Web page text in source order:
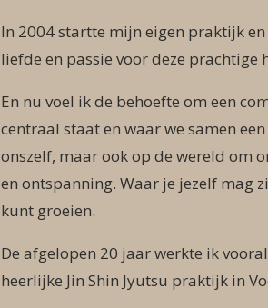
In 2004 startte mijn eigen praktijk
liefde en passie voor deze prachtige
En nu voel ik de behoefte om een
centraal staat en waar we samen
onszelf, maar ook op de wereld om
en ontspanning. Waar je jezelf mag
kunt groeien.
De afgelopen 20 jaar werkte ik
heerlijke Jin Shin Jyutsu praktijk in